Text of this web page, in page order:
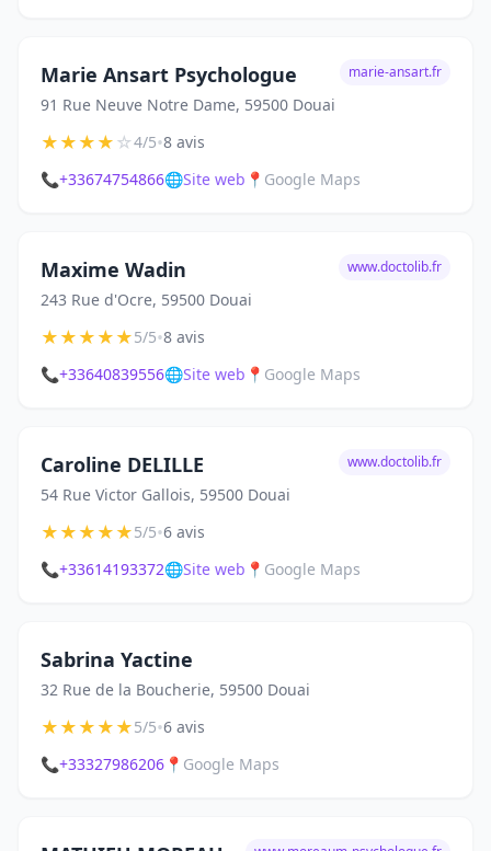
Marie Ansart Psychologue
91 Rue Neuve Notre Dame, 59500 Douai
marie-ansart.fr
★★★★☆4/5•8 avis
📞+33674754866🌐Site web 📍 Google Maps
Maxime Wadin
243 Rue d'Ocre, 59500 Douai
www.doctolib.fr
★★★★★5/5•8 avis
📞+33640839556🌐Site web 📍 Google Maps
Caroline DELILLE
54 Rue Victor Gallois, 59500 Douai
www.doctolib.fr
★★★★★5/5•6 avis
📞+33614193372🌐Site web 📍 Google Maps
Sabrina Yactine
32 Rue de la Boucherie, 59500 Douai
★★★★★5/5•6 avis
📞+33327986206 📍 Google Maps